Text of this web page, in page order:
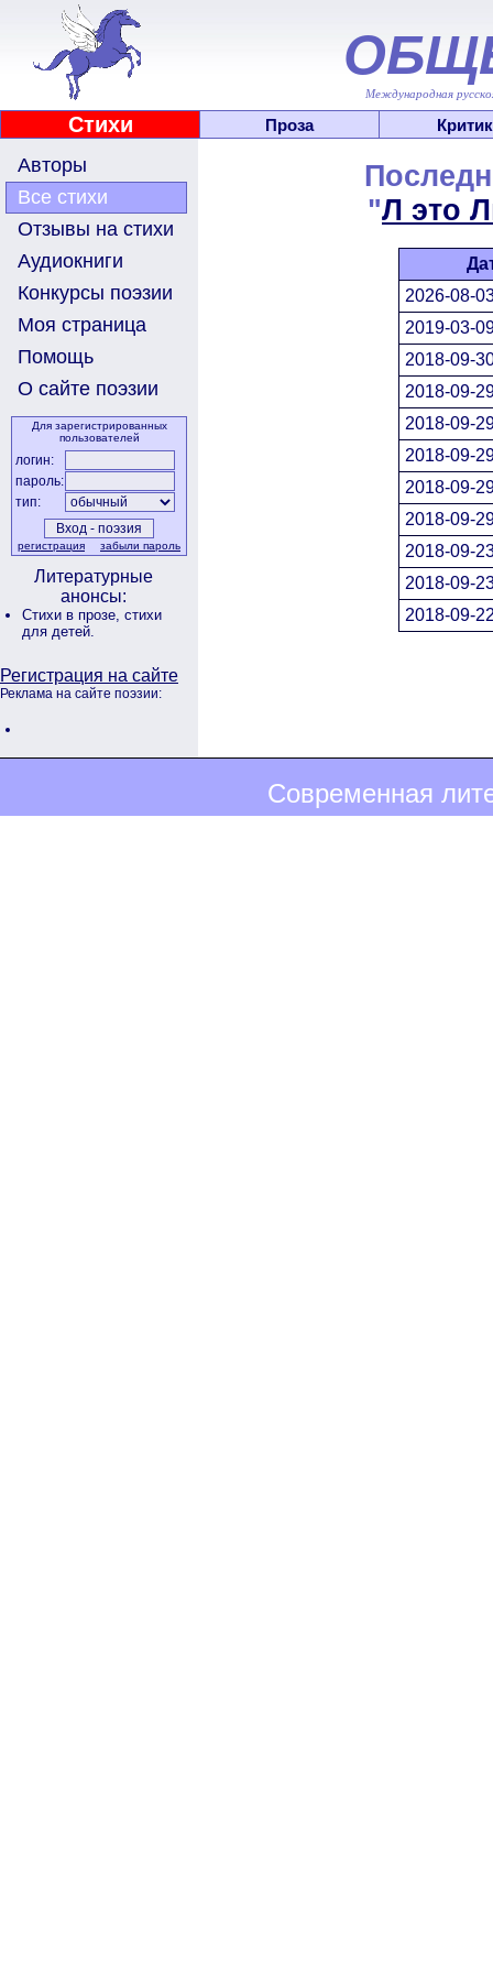
Международная
Стихи Проза
Авторы
Все стихи
Отзывы на стихи
Аудиокниги
Конкурсы поэзии
Моя страница
Помощь
О сайте поэзии
Для зарегистрированных
пользователей
логин:
пароль:
тип:
регистрация забыли пароль
Литературные
анонсы:
Стихи в прозе, стихи
для детей.
Регистрация на сайте
Реклама на сайте поэзии:
"Л это
2026-08-
2019-03-
2018-09-
2018-09-
2018-09-
2018-09-
2018-09-
2018-09-
2018-09-
2018-09-
2018-09-
Современная